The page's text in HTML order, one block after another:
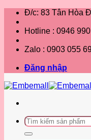
qua
dung
Đ/c: 83 Tân Hòa
Hotline : 0946
Zalo : 0903 055
Đăng nhập
Tìm
kiếm: